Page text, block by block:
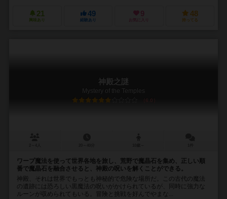
21
興味あり
49
経験あり
9
お気に入り
48
持ってる
神殿之謎
Mystery of the Temples
6.0
ワープ魔法を使って世界各地を旅し、荒野で魔晶石を集め、正しい順
番で魔晶石を融合させると、神殿の呪いを解くことができる。
神殿、それは世界でもっとも神秘的で危険な場所だ。この古代の魔法
の遺跡には恐ろしい黒魔法の呪いがかけられているが、同時に強力な
ルーンが収められてもいる。冒険と挑戦を好んでやまな...